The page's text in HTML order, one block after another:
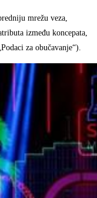
mrežu veza,
između koncepata,
za obučavanje“).